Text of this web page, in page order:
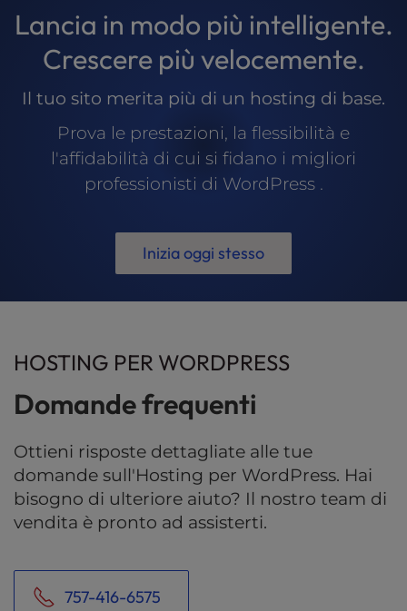
Lancia in modo più intelligente.
Crescere più velocemente.
Il tuo sito merita più di un hosting di base.
Prova le prestazioni, la flessibilità e
l'affidabilità di cui si fidano i migliori
professionisti di WordPress .
Inizia oggi stesso
HOSTING PER WORDPRESS
Domande frequenti
Ottieni risposte dettagliate alle tue
domande sull'Hosting per WordPress. Hai
bisogno di ulteriore aiuto? Il nostro team di
vendita è pronto ad assisterti.
757-416-6575